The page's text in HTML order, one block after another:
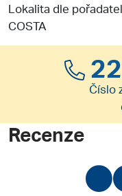
Lokalita dle
COSTA
Číslo
Recenze